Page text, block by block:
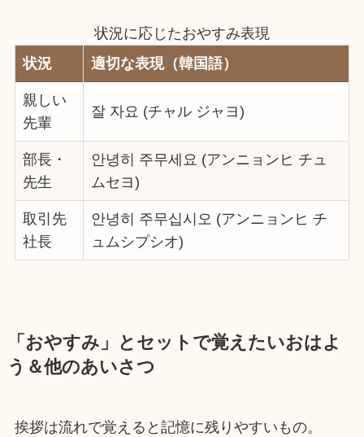
状況に応じたおやすみ表現
状況
適切な表現（韓国語）
親しい
先輩
잘 자요 (チャル ジャヨ)
部長・
先生
안녕히 주무세요 (アンニョンヒ チュ
ムセヨ)
取引先
社長
안녕히 주무십시오 (アンニョンヒ チ
ュムシプシオ)
「おやすみ」とセットで覚えたいおはよ
う＆他のあいさつ
挨拶は流れで覚えると記憶に残りやすいもの。